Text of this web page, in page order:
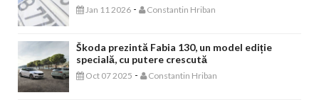
Jan 11 2026 - Constantin Hriban
Škoda prezintă Fabia 130, un model ediție
specială, cu putere crescută
Oct 07 2025 - Constantin Hriban